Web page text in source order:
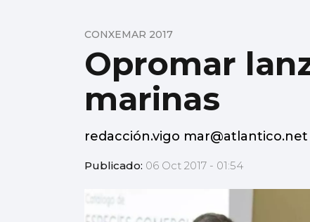
Opromar
marinas
CONXEMAR 2017
redacción.vigo mar@atlantico.net
Publicado: 06 Oct 2017 - 01:54